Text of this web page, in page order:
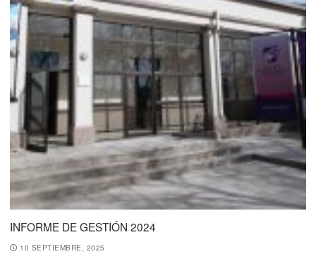
INFORME DE GESTIÓN 2024
10 SEPTIEMBRE, 2025